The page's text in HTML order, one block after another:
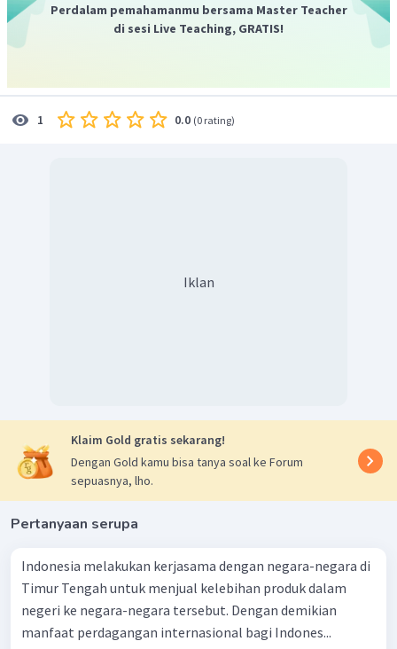
Perdalam pemahamanmu bersama Master Teacher
di sesi Live Teaching, GRATIS!
1 0.0 (0 rating)
Iklan
Klaim Gold gratis sekarang!
Dengan Gold kamu bisa tanya soal ke Forum
sepuasnya, lho.
Pertanyaan serupa
Indonesia melakukan kerjasama dengan negara-negara di
Timur Tengah untuk menjual kelebihan produk dalam
negeri ke negara-negara tersebut. Dengan demikian
manfaat perdagangan internasional bagi Indones...